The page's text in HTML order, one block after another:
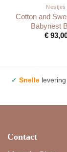
Nestjes
Cotton and
Babynest
€
✓ Snelle
Contact